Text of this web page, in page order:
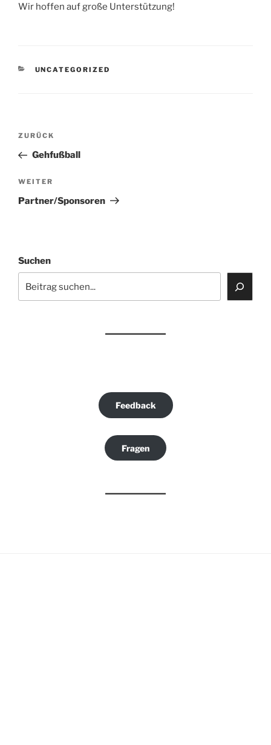
Wir hoffen auf große Unterstützung!
KATEGORIEN
UNCATEGORIZED
Beitragsnavigation
Vorheriger
Beitrag
ZURÜCK
Gehfußball
Nächster
Beitrag
WEITER
Partner/Sponsoren
Suchen
Feedback
Fragen